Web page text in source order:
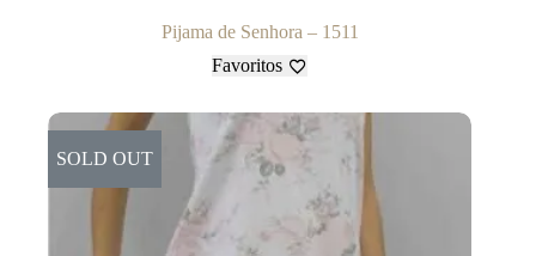
Pijama de Senhora – 1511
Favoritos
SOLD OUT